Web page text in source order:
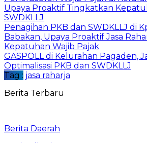
Upaya Proaktif Tingkatkan
SWDKLLJ
Penagihan PKB dan SWDKLLJ di
Babakan, Upaya Proaktif Jasa
Kepatuhan Wajib Pajak
GASPOLL di Kelurahan Pagaden,
Optimalisasi PKB dan SWDKLLJ
Tag : jasa raharja
Berita Terbaru
Berita Daerah